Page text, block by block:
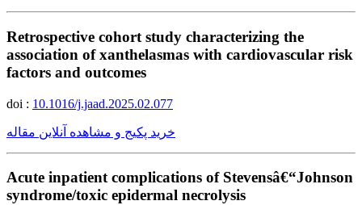
Retrospective cohort study characterizing the
association of xanthelasmas with cardiovascular risk
factors and outcomes
doi : 10.1016/j.jaad.2025.02.077
خرید پکیج و مشاهده آنلاین مقاله
Acute inpatient complications of Stevensâ€“Johnson
syndrome/toxic epidermal necrolysis